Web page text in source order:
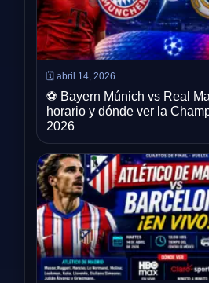
🗓️ abril 14, 2026
⚽ Bayern Múnich vs Real
horario y dónde ver la
2026